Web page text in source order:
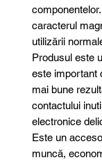
caracterul
utilizării
Produsul este
este important
mai bune
contactului
electronice
Este un
muncă,